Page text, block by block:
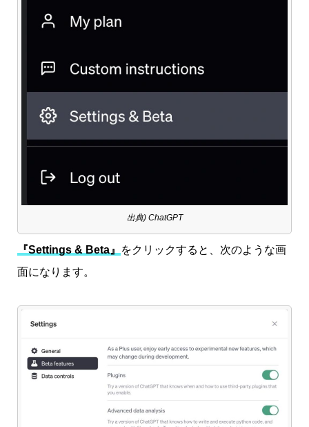
出典) ChatGPT
『Settings & Beta』
をクリックすると、次のような画
面になります。